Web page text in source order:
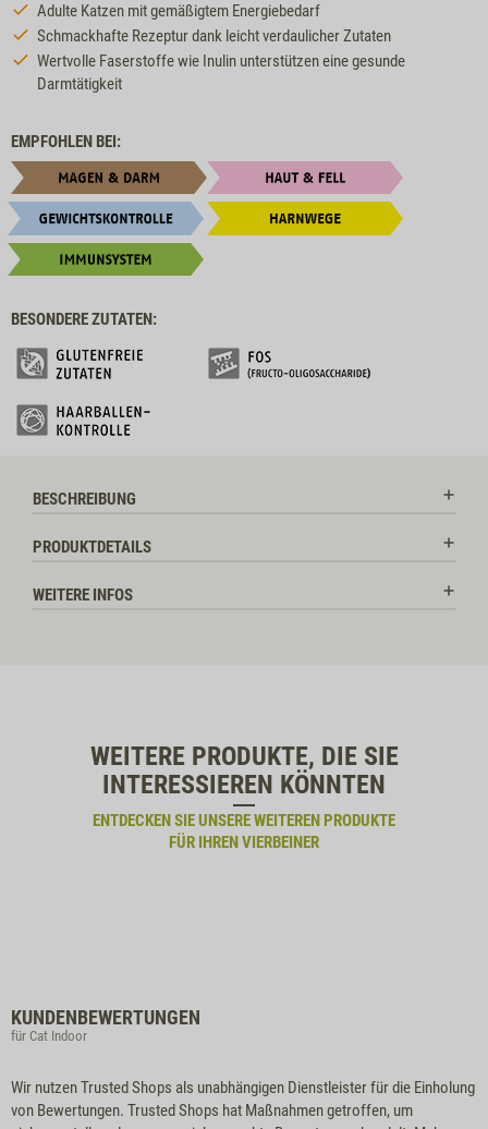
Adulte Katzen mit gemäßigtem Energiebedarf
Schmackhafte Rezeptur dank leicht verdaulicher Zutaten
Wertvolle Faserstoffe wie Inulin unterstützen eine gesunde
Darmtätigkeit
EMPFOHLEN BEI:
BESONDERE ZUTATEN:
BESCHREIBUNG
PRODUKTDETAILS
WEITERE INFOS
WEITERE PRODUKTE, DIE SIE
INTERESSIEREN KÖNNTEN
ENTDECKEN SIE UNSERE WEITEREN PRODUKTE
FÜR IHREN VIERBEINER
KUNDENBEWERTUNGEN
für Cat Indoor
Wir nutzen Trusted Shops als unabhängigen Dienstleister für die Einholung
von Bewertungen. Trusted Shops hat Maßnahmen getroffen, um